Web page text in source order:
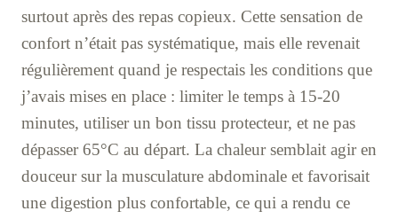
surtout après des repas copieux. Cette sensation de
confort n’était pas systématique, mais elle revenait
régulièrement quand je respectais les conditions que
j’avais mises en place : limiter le temps à 15-20
minutes, utiliser un bon tissu protecteur, et ne pas
dépasser 65°C au départ. La chaleur semblait agir en
douceur sur la musculature abdominale et favorisait
une digestion plus confortable, ce qui a rendu ce